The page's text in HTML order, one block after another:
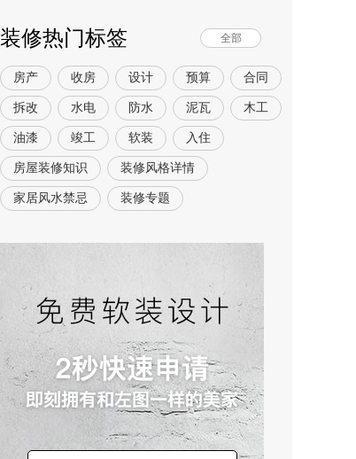
装修热门标签 全部
房产 收房 设计 预算 合同
拆改 水电 防水 泥瓦 木工
油漆 竣工 软装 入住
房屋装修知识 装修风格详情
家居风水禁忌 装修专题